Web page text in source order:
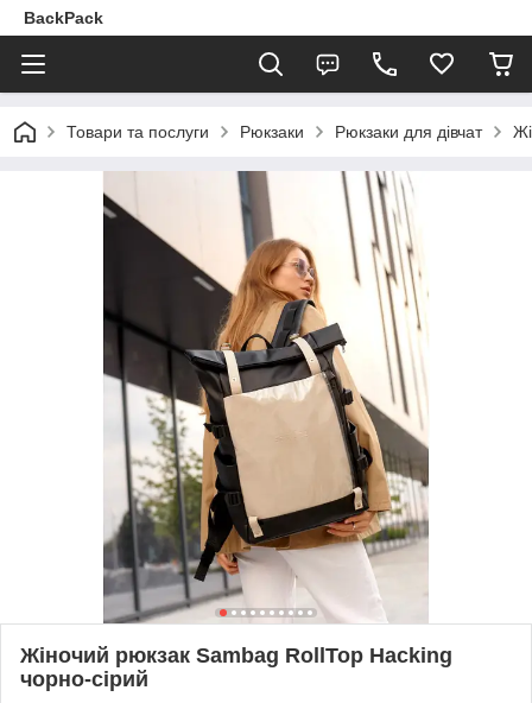
BackPack
Товари та послуги Рюкзаки Рюкзаки для дівчат
Жіночий рюкзак Sambag RollTop Hacking
чорно-сірий